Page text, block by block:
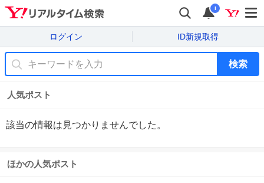
i
ログイン ID新規取得
検索
人気ポスト
該当の情報は見つかりませんでした。
ほかの人気ポスト